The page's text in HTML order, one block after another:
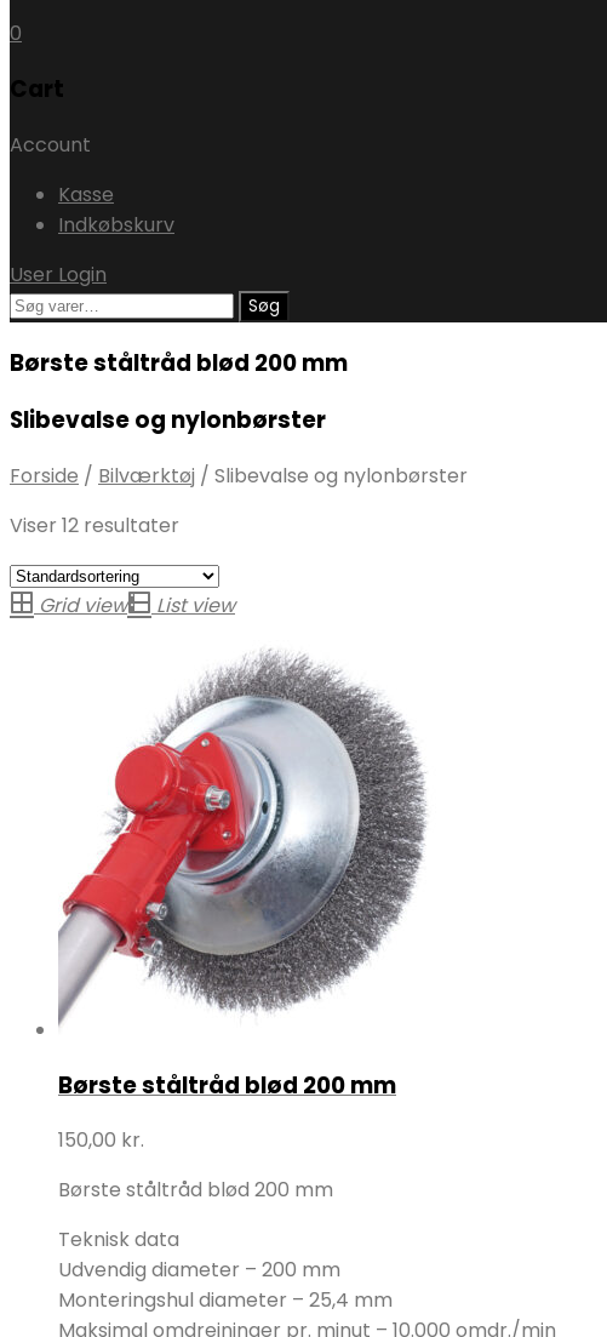
0
Cart
Account
Kasse
Indkøbskurv
User Login
Søg
Søg
Børste ståltråd blød 200 mm
Slibevalse og nylonbørster
Forside / Bilværktøj / Slibevalse og nylonbørster
Viser 12 resultater
Grid view List view
Børste ståltråd blød 200 mm
150,00 kr.
Børste ståltråd blød 200 mm
Teknisk data
Udvendig diameter – 200 mm
Monteringshul diameter – 25,4 mm
Maksimal omdrejninger pr. minut – 10.000 omdr./min